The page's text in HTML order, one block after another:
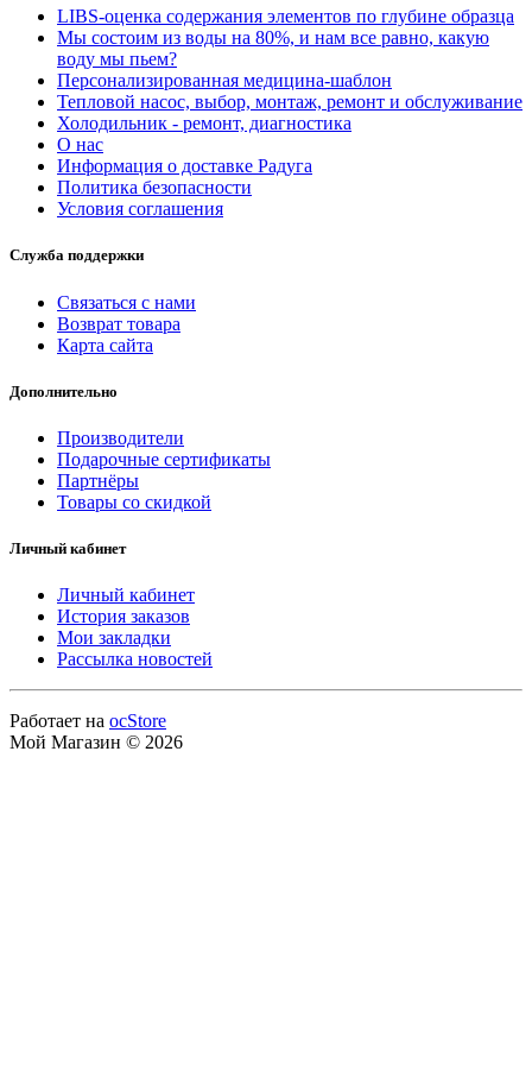
LIBS-оценка содержания элементов по глубине образца
Мы состоим из воды на 80%, и нам все равно, какую
воду мы пьем?
Персонализированная медицина-шаблон
Тепловой насос, выбор, монтаж, ремонт и обслуживание
Холодильник - ремонт, диагностика
О нас
Информация о доставке Радуга
Политика безопасности
Условия соглашения
Служба поддержки
Связаться с нами
Возврат товара
Карта сайта
Дополнительно
Производители
Подарочные сертификаты
Партнёры
Товары со скидкой
Личный кабинет
Личный кабинет
История заказов
Мои закладки
Рассылка новостей
Работает на ocStore
Мой Магазин © 2026